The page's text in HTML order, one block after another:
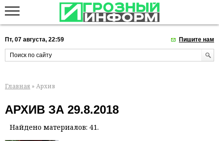
Пт, 07 августа, 22:59 Пишите нам
Главная » Архив
АРХИВ ЗА 29.8.2018
Найдено материалов: 41.